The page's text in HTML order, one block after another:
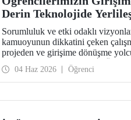
Derin Teknolojide
Sorumluluk ve etki odaklı
kamuoyunun dikkatini çeken
projeden ve girişime dönüşme
Beespenser de yer alıyor.
hedefiyle devre kartı basan yerli
04 Haz 2026 Öğrenci